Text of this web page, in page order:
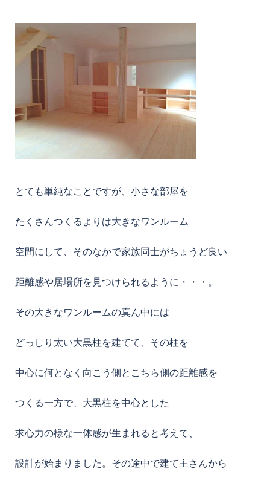
とても単純なことですが、小さな部屋を
たくさんつくるよりは大きなワンルーム
空間にして、そのなかで家族同士がちょうど良い
距離感や居場所を見つけられるように・・・。
その大きなワンルームの真ん中には
どっしり太い大黒柱を建てて、その柱を
中心に何となく向こう側とこちら側の距離感を
つくる一方で、大黒柱を中心とした
求心力の様な一体感が生まれると考えて、
設計が始まりました。その途中で建て主さんから